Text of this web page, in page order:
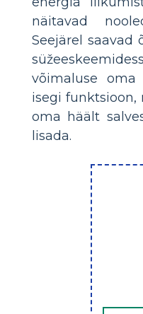
näitavad
Seejärel saavad
võimaluse
isegi funktsioon,
oma häält
lisada.